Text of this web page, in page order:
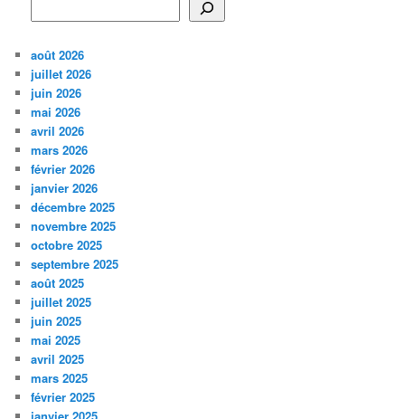
août 2026
juillet 2026
juin 2026
mai 2026
avril 2026
mars 2026
février 2026
janvier 2026
décembre 2025
novembre 2025
octobre 2025
septembre 2025
août 2025
juillet 2025
juin 2025
mai 2025
avril 2025
mars 2025
février 2025